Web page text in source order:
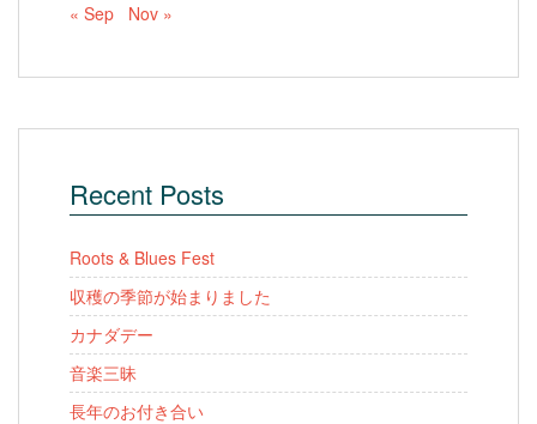
« Sep Nov »
Recent Posts
Roots & Blues Fest
収穫の季節が始まりました
カナダデー
音楽三昧
長年のお付き合い